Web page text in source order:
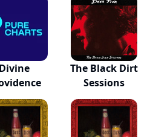
Divine
The Black Dirt
Sessions